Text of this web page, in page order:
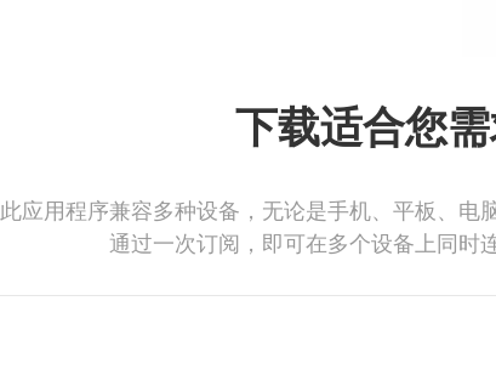
下载适合您
此应用程序兼容多种设备，无论是手机、平板、电
通过一次订阅，即可在多个设备上同时